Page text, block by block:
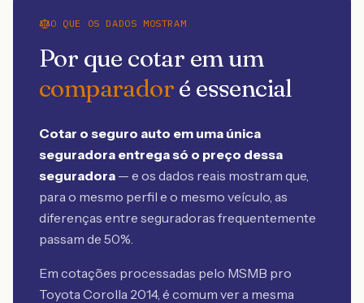
O QUE OS DADOS MOSTRAM
Por que cotar em um
comparadoré essencial
Cotar o seguro auto em uma única
seguradora entrega só o preço dessa
seguradora — e os dados reais mostram que,
para o mesmo perfil e o mesmo veículo, as
diferenças entre seguradoras frequentemente
passam de 50%.
Em cotações processadas pelo MSMB pro
Toyota Corolla 2014, é comum ver a mesma